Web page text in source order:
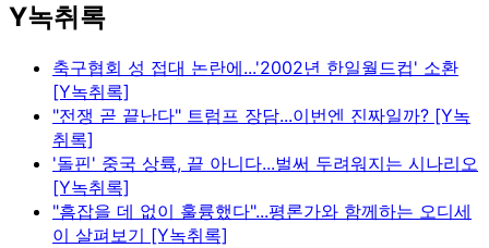
Y녹취록
축구협회 성 접대 논란에...'2002년 한일월드컵' 소환
[Y녹취록]
"전쟁 곧 끝난다" 트럼프 장담...이번엔 진짜일까? [Y녹
취록]
'돌핀' 중국 상륙, 끝 아니다...벌써 두려워지는 시나리오
[Y녹취록]
"흠잡을 데 없이 훌륭했다"...평론가와 함께하는 오디세
이 살펴보기 [Y녹취록]